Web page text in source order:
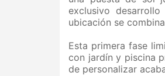
exclusivo
ubicación se
Esta primera fase
con jardín y piscina
de personalizar